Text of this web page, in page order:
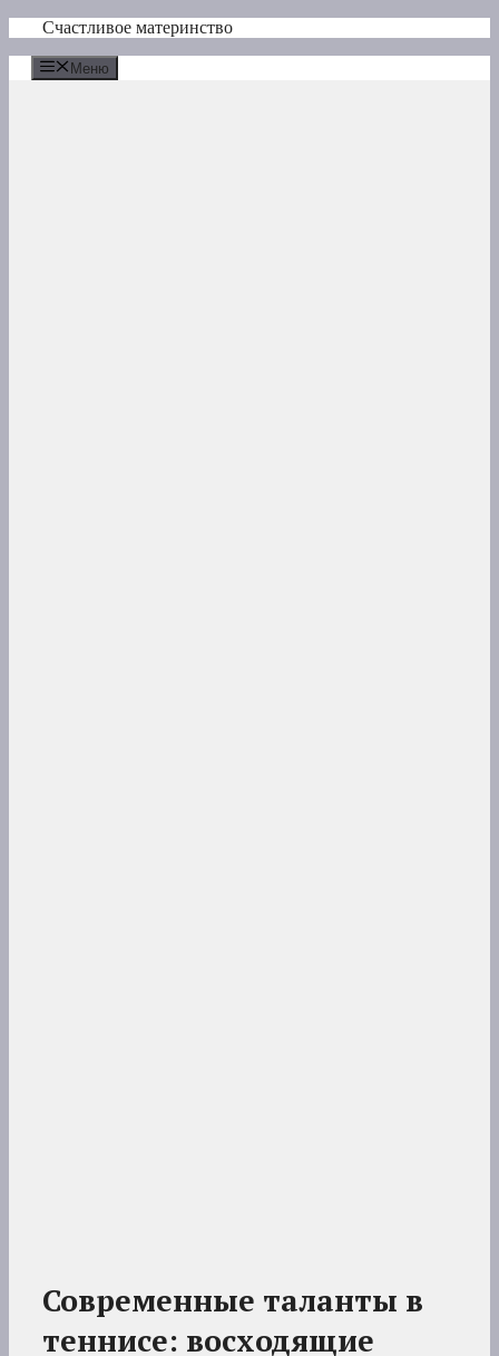
Перейти
содержимому
Счастливое материнство
Меню
Современные таланты в
теннисе: восходящие